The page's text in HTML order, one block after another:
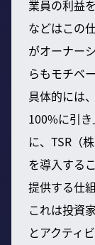
業員の利益
などはこの
がオーナー
らもモチベ
具体的には
100%に引
に、TSR（
を導入する
提供する仕
これは投資
とアクティ